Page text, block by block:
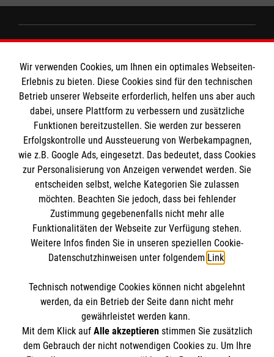
Impressum
Datenschutz
Barrierefreiheit
Kontakt
Presse
MPG Ansprechpartner
Den Beauftragten für Medizinproduktesicherheit
im Malteser Rettungsdienst und den
Einsatzdiensten der Malteser können Sie unter
gmb_mpg@malteser.orgkontaktieren.
Die Malteser
Malteser in Deutschland
Malteserorden
Malteser International
Sharepoint
Spendenkonto
Bank: Pax-Bank
IBAN: DE49 3706 0120 1201 2090 10
BIC: GENODED1PA7
So finden Sie uns
Lohweg 15
Der Malteser Hilfsdienst e.V. ist als eingetragene
Wir verwenden Cookies, um Ihnen ein optimales Webseiten-
Erlebnis zu bieten. Diese Cookies sind für den technischen
Betrieb unserer Webseite erforderlich, helfen uns aber auch
dabei, unsere Plattform zu verbessern und zusätzliche
Funktionen bereitzustellen. Sie werden zur besseren
Erfolgskontrolle und Aussteuerung von Werbekampagnen,
wie z.B. Google Ads, eingesetzt. Das bedeutet, dass Cookies
zur Personalisierung von Anzeigen verwendet werden. Sie
entscheiden selbst, welche Kategorien Sie zulassen
möchten. Beachten Sie jedoch, dass bei fehlender
Zustimmung gegebenenfalls nicht mehr alle
Funktionalitäten der Webseite zur Verfügung stehen.
Weitere Infos finden Sie in unseren speziellen Cookie-
Datenschutzhinweisen unter folgendem Link.
Technisch notwendige Cookies können nicht abgelehnt
werden, da ein Betrieb der Seite dann nicht mehr
gewährleistet werden kann.
Mit dem Klick auf Alle akzeptierenstimmen Sie zusätzlich
dem Gebrauch der nicht notwendigen Cookies zu. Um Ihre